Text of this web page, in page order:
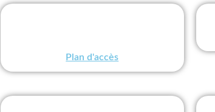
Plan d'accès